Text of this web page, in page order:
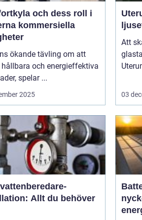
och dess roll i
kommersiella
ökande tävling om att
och energieffektiva
spelar ...
2025
Att
03
Allt du behöver